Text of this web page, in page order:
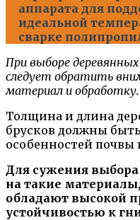
аппарата для
идеальной
сварке
При выборе
следует обратить
материал и обработку.
Толщина и длина
брусков должны
особенностей
Для сужения
на такие
обладают высокой
устойчивостью к